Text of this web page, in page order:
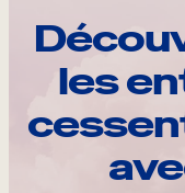
les